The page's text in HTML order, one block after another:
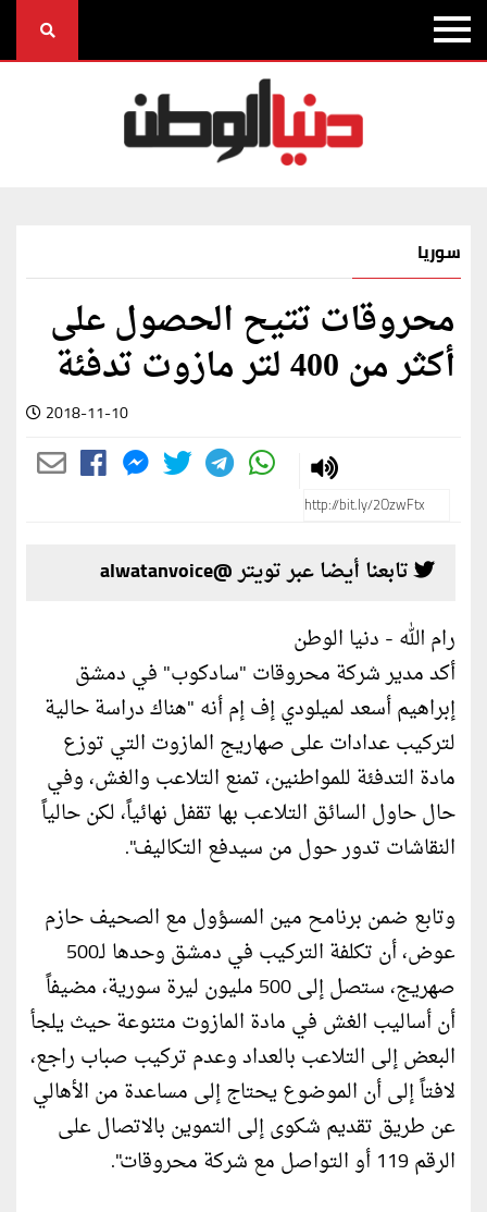
سوريا
محروقات تتيح الحصول على
أكثر من 400 لتر مازوت تدفئة
2018-11-10
تابعنا أيضا عبر تويتر @alwatanvoice
رام الله - دنيا الوطن
أكد مدير شركة محروقات "سادكوب" في دمشق
إبراهيم أسعد لميلودي إف إم أنه "هناك دراسة حالية
لتركيب عدادات على صهاريج المازوت التي توزع
مادة التدفئة للمواطنين، تمنع التلاعب والغش، وفي
حال حاول السائق التلاعب بها تقفل نهائياً، لكن حالياً
النقاشات تدور حول من سيدفع التكاليف".
وتابع ضمن برنامح مين المسؤول مع الصحيف حازم
عوض، أن تكلفة التركيب في دمشق وحدها لـ500
صهريج، ستصل إلى 500 مليون ليرة سورية، مضيفاً
أن أساليب الغش في مادة المازوت متنوعة حيث يلجأ
البعض إلى التلاعب بالعداد وعدم تركيب صباب راجع،
لافتاً إلى أن الموضوع يحتاج إلى مساعدة من الأهالي
عن طريق تقديم شكوى إلى التموين بالاتصال على
الرقم 119 أو التواصل مع شركة محروقات".